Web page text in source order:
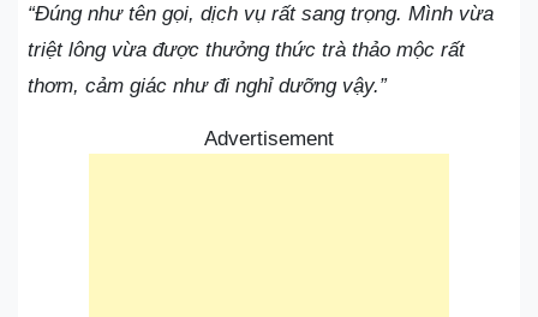
“Đúng như tên gọi, dịch vụ rất sang trọng. Mình vừa
triệt lông vừa được thưởng thức trà thảo mộc rất
thơm, cảm giác như đi nghỉ dưỡng vậy.”
Advertisement